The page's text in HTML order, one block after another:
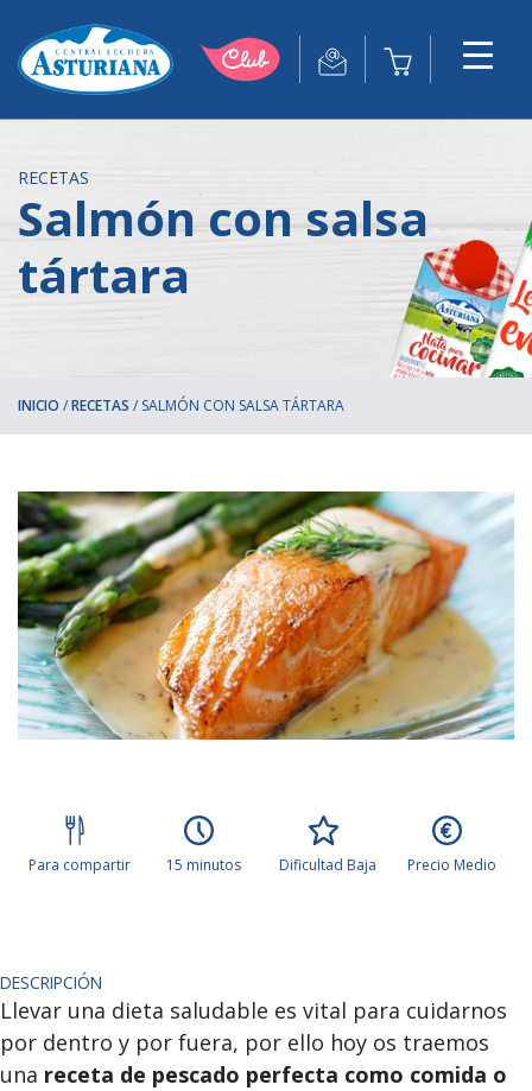
RECETAS
Salmón con salsa
tártara
INICIO /RECETAS / SALMÓN CON SALSA TÁRTARA
Para compartir 15 minutos Dificultad Baja Precio Medio
DESCRIPCIÓN
Llevar una dieta saludable es vital para cuidarnos
por dentro y por fuera, por ello hoy os traemos
una receta de pescado perfecta como comida o